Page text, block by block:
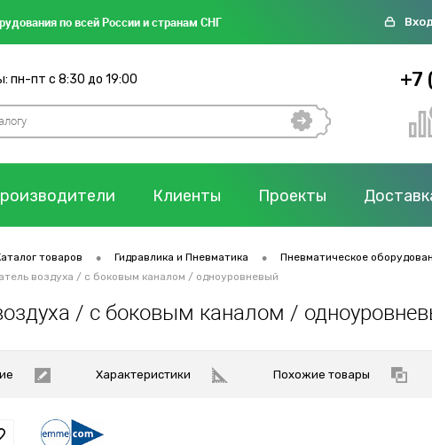
по всей России и странам СНГ
пн-пт с 8:30 до 19:00 +7
Клиенты Проекты
товаров • Гидравлика и Пневматика • Пневматическое
воздуха / с боковым каналом / одноуровневый
/ с боковым каналом /
Характеристики Похожие товары